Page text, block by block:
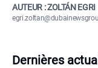
AUTEUR : ZOLTÁN EGRI
Dernières